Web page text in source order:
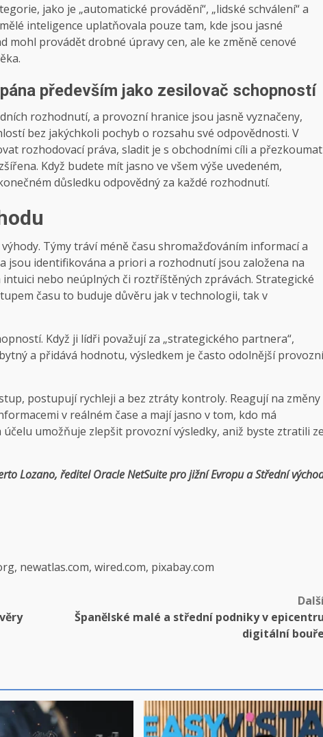
jako je „automatické provádění“, „lidské schválení“ a
inteligence uplatňovala pouze tam, kde jsou jasné
mohl provádět drobné úpravy cen, ale ke změně cenové
především jako zesilovač schopností
rozhodnutí, a provozní hranice jsou jasně vyznačeny,
bez jakýchkoli pochyb o rozsahu své odpovědnosti. V
rozhodovací práva, sladit je s obchodními cíli a přezkoumat
Když budete mít jasno ve všem výše uvedeném,
důsledku odpovědný za každé rozhodnutí.
Týmy tráví méně času shromažďováním informací a
jsou identifikována a priori a rozhodnutí jsou založena na
nebo neúplných či roztříštěných zprávách. Strategické
času to buduje důvěru jak v technologii, tak v
Když ji lídři považují za „strategického partnera“,
a přidává hodnotu, výsledkem je často odolnější provozní
postupují rychleji a bez ztráty kontroly. Reagují na změny
v reálném čase a mají jasno v tom, kdo má
umožňuje zlepšit provozní výsledky, aniž byste ztratili
Lozano, ředitel Oracle NetSuite pro jižní Evropu a Střední
newatlas.com, wired.com, pixabay.com
Španělské malé a střední podniky v
digitální